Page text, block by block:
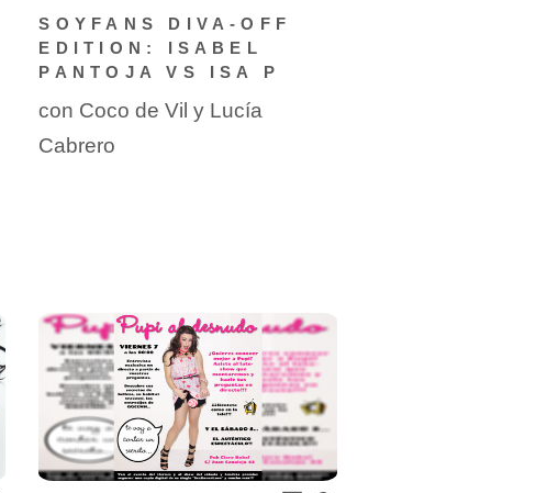
SOYFANS DIVA-OFF
EDITION: ISABEL
PANTOJA VS ISA P
con Coco de Vil y Lucía
Cabrero